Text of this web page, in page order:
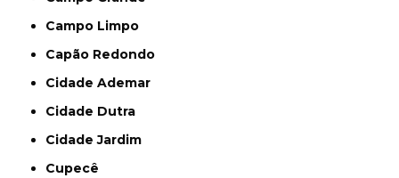
Campo Limpo
Capão Redondo
Cidade Ademar
Cidade Dutra
Cidade Jardim
Cupecê